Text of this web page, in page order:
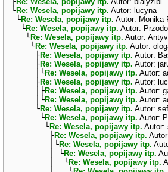
└Re: Wesela, popijawy itp. Autor: lucyna
└Re: Wesela, popijawy itp. Autor: Monika
└Re: Wesela, popijawy itp. Autor:
└Re: Wesela, popijawy itp. Autor:
└Re: Wesela, popijawy itp. Autor:
├Re: Wesela, popijawy itp. Autor:
├Re: Wesela, popijawy itp. Autor:
│└Re: Wesela, popijawy itp. Autor:
├Re: Wesela, popijawy itp. Autor:
│├Re: Wesela, popijawy itp. Autor:
│└Re: Wesela, popijawy itp. Autor:
└Re: Wesela, popijawy itp. Autor:
└Re: Wesela, popijawy itp. Autor:
└Re: Wesela, popijawy itp. Autor:
├Re: Wesela, popijawy itp.
│└Re: Wesela, popijawy itp.
│ └Re: Wesela, popijawy itp.
│ └Re: Wesela, popijawy itp.